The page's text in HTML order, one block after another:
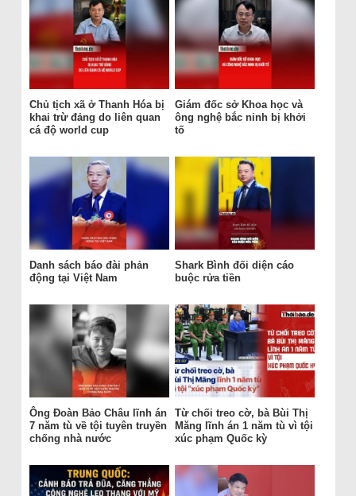
Chủ tịch xã ở Thanh Hóa bị
khai trừ đảng do liên quan
cá độ world cup
Giám đốc sở Khoa học và
ông nghệ bắc ninh bị khởi
tố
Danh sách báo đài phản
động tại Việt Nam
Shark Bình đối diện cáo
buộc rửa tiền
Ông Đoàn Bảo Châu lĩnh án
7 năm tù về tội tuyên truyền
chống nhà nước
Từ chối treo cờ, bà Bùi Thị
Măng lĩnh án 1 năm tù vì tội
xúc phạm Quốc kỳ